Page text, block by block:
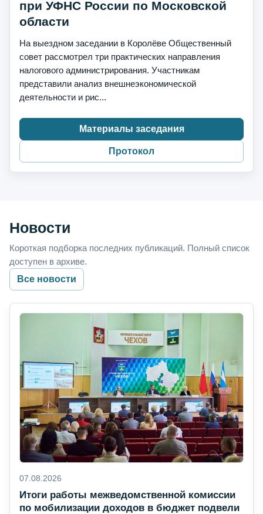
при УФНС России по Московской
области
На выездном заседании в Королёве Общественный
совет рассмотрел три практических направления
налогового администрирования. Участникам
представили анализ внешнеэкономической
деятельности и рис...
Материалы заседания
Протокол
Новости
Короткая подборка последних публикаций. Полный список
доступен в архиве.
Все новости
07.08.2026
Итоги работы межведомственной комиссии
по мобилизации доходов в бюджет подвели